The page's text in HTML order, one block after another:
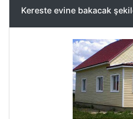
Kereste evine bakacak